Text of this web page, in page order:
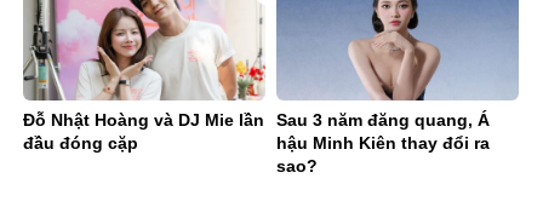
Đỗ Nhật Hoàng và DJ Mie lần
đầu đóng cặp
Sau 3 năm đăng quang, Á
hậu Minh Kiên thay đổi ra
sao?